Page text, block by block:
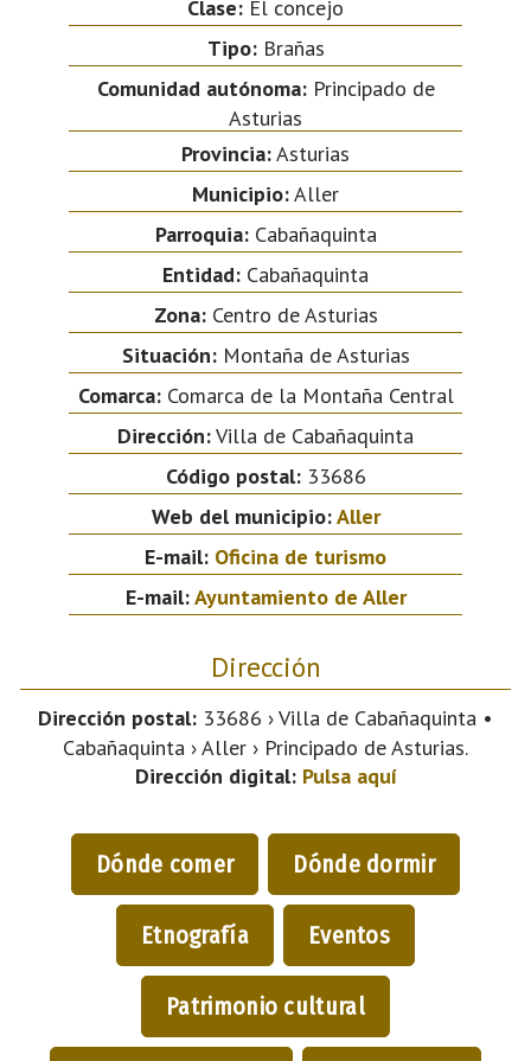
Clase: El concejo
Tipo:Brañas
Comunidad autónoma:Principado de
Asturias
Provincia:Asturias
Municipio:Aller
Parroquia:Cabañaquinta
Entidad: Cabañaquinta
Zona:Centro de Asturias
Situación:Montaña de Asturias
Comarca:Comarca de la Montaña Central
Dirección:Villa de Cabañaquinta
Código postal:33686
Web del municipio:Aller
E-mail: Oficina de turismo
E-mail:Ayuntamiento de Aller
Dirección
Dirección postal: 33686 › Villa de Cabañaquinta •
Cabañaquinta › Aller › Principado de Asturias.
Dirección digital: Pulsa aquí
Dónde comer Dónde dormir
Etnografía Eventos
Patrimonio cultural